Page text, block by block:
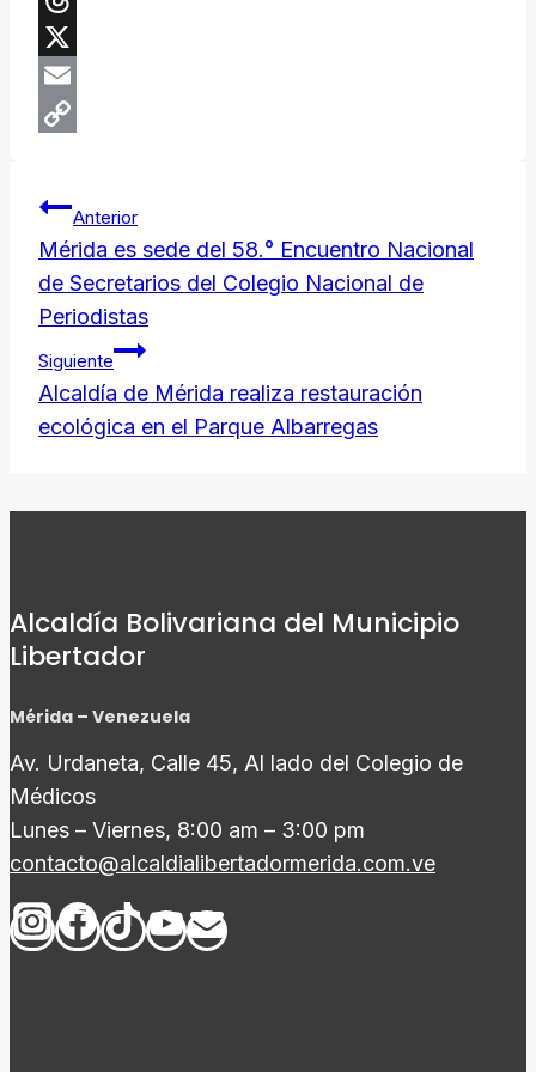
Threads
X
Email
Navegación
de
entradas
Anterior
​Mérida es sede del 58.° Encuentro Nacional
de Secretarios del Colegio Nacional de
Periodistas
Siguiente
Alcaldía de Mérida realiza restauración
ecológica en el Parque Albarregas
Alcaldía Bolivariana del Municipio
Libertador
Mérida – Venezuela
Av. Urdaneta, Calle 45, Al lado del Colegio de
Médicos
Lunes – Viernes, 8:00 am – 3:00 pm
contacto@alcaldialibertadormerida.com.ve